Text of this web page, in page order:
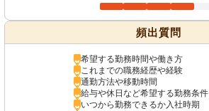
頻出質問
希望する勤務時間や働き方
これまでの職務経歴や経験
通勤方法や移動時間
給与や休日など希望する勤務条件
いつから勤務できるか入社時期